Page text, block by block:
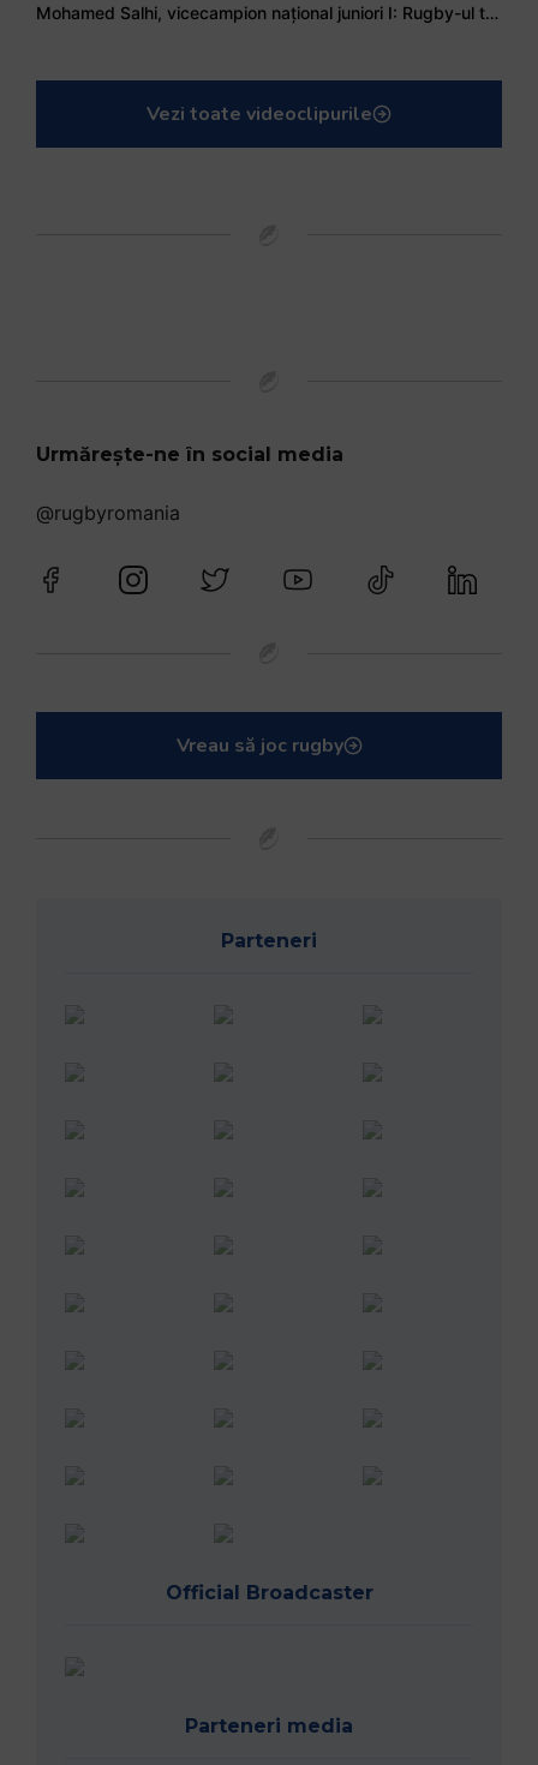
Mohamed Salhi, vicecampion național juniori I: Rugby-ul te învață să accepți și înfrângerile
Vezi toate videoclipurile
Urmărește-ne în social media
@rugbyromania
Vreau să joc rugby
Parteneri
Official Broadcaster
Parteneri media